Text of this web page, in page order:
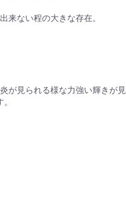
来ない程の大きな存在。
が見られる様な力強い輝きが見